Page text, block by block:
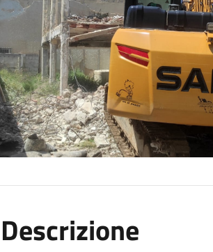
Descrizione